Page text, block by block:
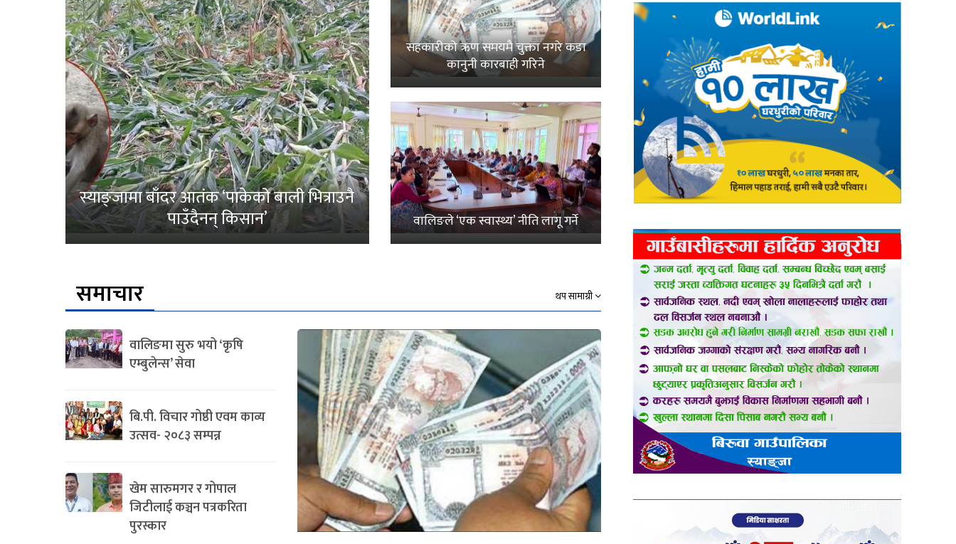
स्याङ्जामा बाँदर आतंक ‘पाकेको बाली भित्राउनै
पाउँदैनन् किसान’
सहकारीको ऋण समयमै चुक्ता नगरे कडा
कानुनी कारबाही गरिने
वालिङले ‘एक स्वास्थ्य’ नीति लागू गर्ने
समाचार थप सामाग्री
वालिङमा सुरु भयो ‘कृषि
एम्बुलेन्स’ सेवा
बि.पी. विचार गोष्ठी एवम काव्य
उत्सव- २०८३ सम्पन्न
खेम सारुमगर र गोपाल
जिटीलाई कञ्चन पत्रकरिता
पुरस्कार